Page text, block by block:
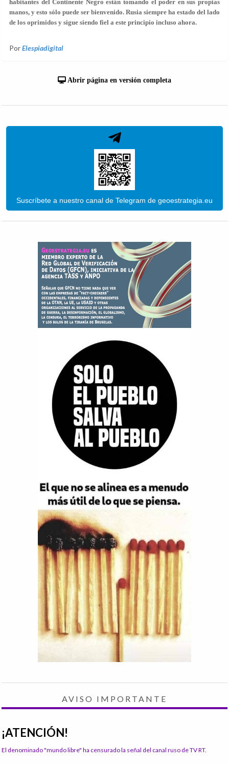
habitantes del Continente Negro están tomando el poder en sus propias
manos, y esto sólo puede ser bienvenido. Rusia siempre ha estado del lado
de los oprimidos y sigue siendo fiel a este principio incluso ahora.
PorElespiadigital
Abrir página en versión completa
Suscríbete a nuestro canal de Telegram de geoestrategia.eu
AVISO IMPORTANTE
¡ATENCIÓN!
El denominado "mundo libre" ha censurado la señal del canal ruso de TV RT.